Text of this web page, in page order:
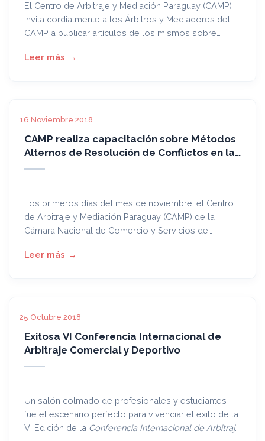
El Centro de Arbitraje y Mediación Paraguay (CAMP)
invita cordialmente a los Árbitros y Mediadores del
CAMP a publicar artículos de los mismos sobre
de fomentar la investigación producción científica
mismos para su posterior publicación.
16 Noviembre 2018
CAMP realiza capacitación sobre Métodos
Alternos de Resolución de Conflictos en la
DNCP
Los primeros días del mes de noviembre, el Centro
de Arbitraje y Mediación Paraguay (CAMP) de la
Cámara Nacional de Comercio y Servicios de
Companysobre Métodos Alternos de Resolución de
25 Octubre 2018
Exitosa VI Conferencia Internacional de
Arbitraje Comercial y Deportivo
Un salón colmado de profesionales y estudiantes
fue el escenario perfecto para vivenciar el éxito de la
VI Edición de la Conferencia Internacional de Arbitraje